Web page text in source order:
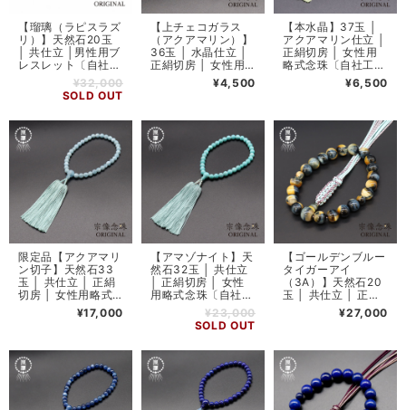
【瑠璃（ラピスラズ
リ）】天然石20玉
│ 共仕立 │男性用ブ
レスレット〔自社工
房製作数珠〕¥32,000
SOLD OUT
【上チェコガラス
（アクアマリン）】
36玉 │ 水晶仕立 │
正絹切房 │ 女性用
¥4,500
【本水晶】37玉 │
アクアマリン仕立 │
正絹切房 │ 女性用
略式念珠〔自社工房
¥6,500
限定品【アクアマリ
ン切子】天然石33
玉 │ 共仕立 │ 正絹
切房 │ 女性用略式
¥17,000
【アマゾナイト】天
然石32玉 │ 共仕立
│ 正絹切房 │ 女性
用略式念珠〔自社工
房製作数珠〕¥23,000
SOLD OUT
【ゴールデンブルー
タイガーアイ
（3A）】天然石20
玉 │ 共仕立 │ 正絹
房 │ 男性用略式念
珠〔自社工房製作数
¥27,000